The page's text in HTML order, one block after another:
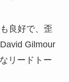
良好で、歪
Gilmour
リードトー